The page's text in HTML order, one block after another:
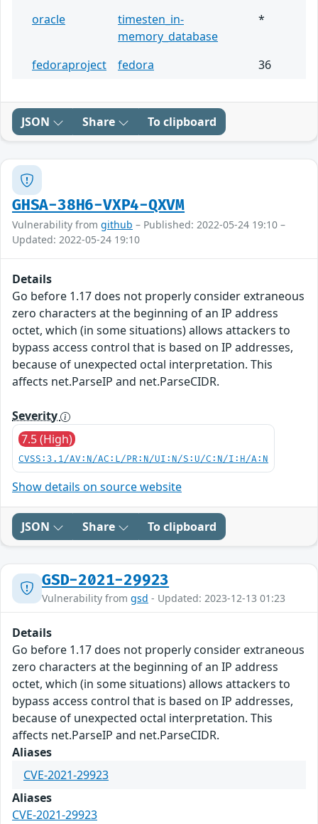
oracle
timesten_in-
memory_database
*
fedoraproject fedora 36
JSON Share To clipboard
GHSA-38H6-VXP4-QXVM
Vulnerability from github – Published: 2022-05-24 19:10 –
Updated: 2022-05-24 19:10
Details
Go before 1.17 does not properly consider extraneous
zero characters at the beginning of an IP address
octet, which (in some situations) allows attackers to
bypass access control that is based on IP addresses,
because of unexpected octal interpretation. This
affects net.ParseIP and net.ParseCIDR.
Severity
7.5 (High)
CVSS:3.1/AV:N/AC:L/PR:N/UI:N/S:U/C:N/I:H/A:N
Show details on source website
JSON Share To clipboard
GSD-2021-29923
Vulnerability from gsd - Updated: 2023-12-13 01:23
Details
Go before 1.17 does not properly consider extraneous
zero characters at the beginning of an IP address
octet, which (in some situations) allows attackers to
bypass access control that is based on IP addresses,
because of unexpected octal interpretation. This
affects net.ParseIP and net.ParseCIDR.
Aliases
CVE-2021-29923
Aliases
CVE-2021-29923